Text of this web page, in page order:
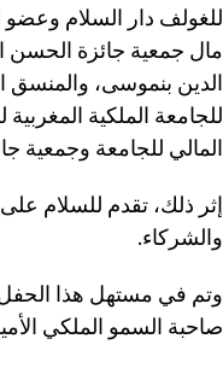
للغولف دار السلام وعضو
مال جمعية جائزة الحسن
الدين بنموسى، والمنسق
للجامعة الملكية
المالي للجامعة وجمعية
إثر ذلك، تقدم للسلام
والشركاء.
وتم في مستهل هذا
صاحبة السمو الملكي